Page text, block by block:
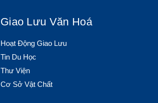
Giao Lưu Văn Hoá
Hoạt Động Giao Lưu
Tin Du Học
Thư Viện
Cơ Sở Vật Chất